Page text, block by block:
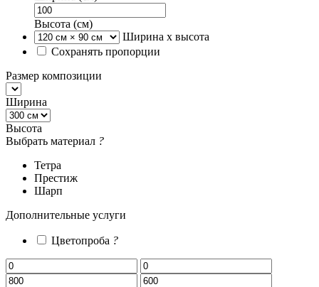
Высота (см)
Ширина х высота
Сохранять пропорции
Размер композиции
Ширина
Высота
Выбрать материал ?
Тетра
Престиж
Шарп
Дополнительные услуги
Цветопроба ?